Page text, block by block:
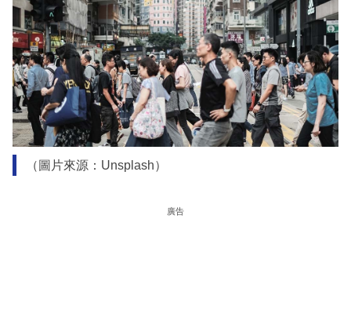
（圖片來源：Unsplash）
廣告